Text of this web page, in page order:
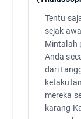
Tentu
sejak
Mintalah
Anda
dari
mereka
karang